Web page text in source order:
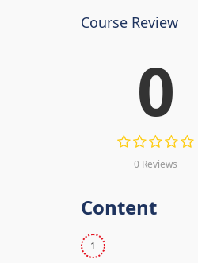
Course Review
0
0 Reviews
Content
1